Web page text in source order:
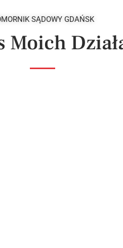
SĄDOWY GDAŃSK
Moich